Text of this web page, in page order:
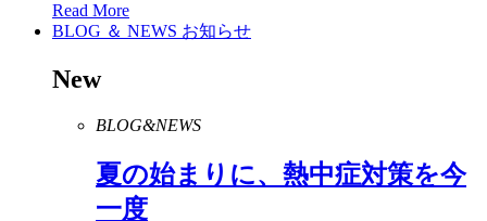
Read More
BLOG ＆ NEWS お知らせ
New
BLOG&NEWS
夏の始まりに、熱中症対策を今
一度